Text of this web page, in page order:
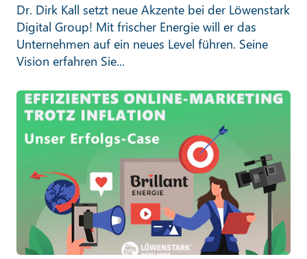
Dr. Dirk Kall setzt neue Akzente bei der Löwenstark
Digital Group! Mit frischer Energie will er das
Unternehmen auf ein neues Level führen. Seine
Vision erfahren Sie...